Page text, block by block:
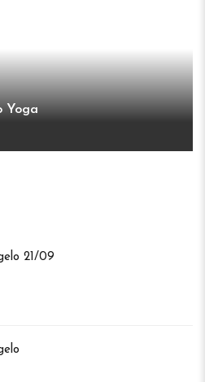
Yoga
21/09